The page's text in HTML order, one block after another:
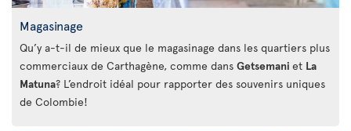
Magasinage
Qu’y a-t-il de mieux que le magasinage dans les quartiers plus
commerciaux de Carthagène, comme dans Getsemani et La
Matuna? L’endroit idéal pour rapporter des souvenirs uniques
de Colombie!